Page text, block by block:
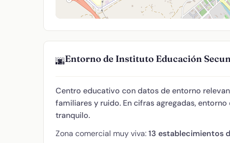
🌆Entorno de Instituto Educación
Centro educativo con datos de entorno
familiares y ruido. En cifras agregadas,
tranquilo.
Zona comercial muy viva:13 establecimientos